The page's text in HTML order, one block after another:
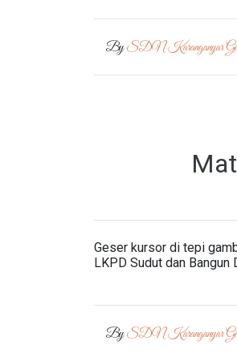
BySDN Karanganyar
Geser kursor di tepi
LKPD Sudut dan
BySDN Karanganyar